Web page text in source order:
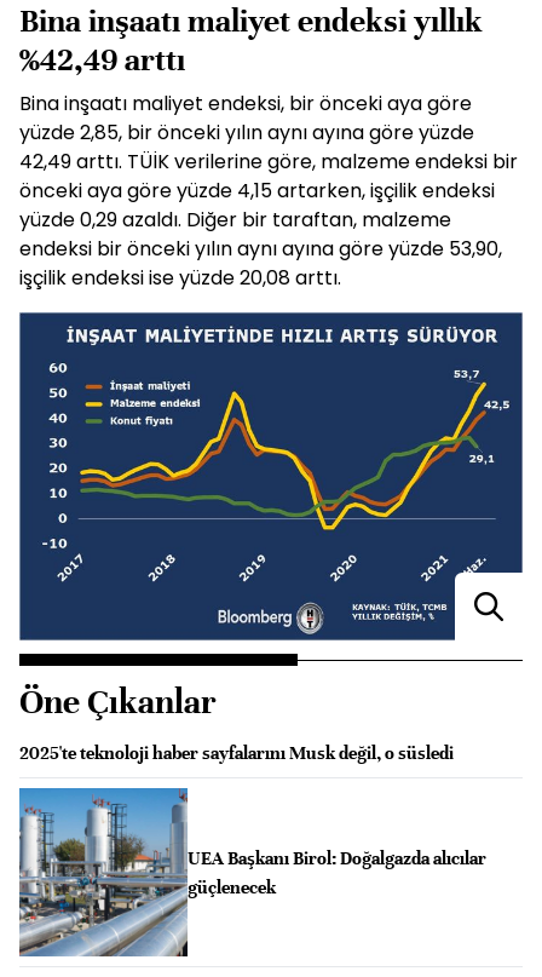
Bina inşaatı maliyet endeksi yıllık
%42,49 arttı
Bina inşaatı maliyet endeksi, bir önceki aya göre
yüzde 2,85, bir önceki yılın aynı ayına göre yüzde
42,49 arttı. TÜİK verilerine göre, malzeme endeksi bir
önceki aya göre yüzde 4,15 artarken, işçilik endeksi
yüzde 0,29 azaldı. Diğer bir taraftan, malzeme
endeksi bir önceki yılın aynı ayına göre yüzde 53,90,
işçilik endeksi ise yüzde 20,08 arttı.
Öne Çıkanlar
2025'te teknoloji haber sayfalarını Musk değil, o süsledi
UEA Başkanı Birol: Doğalgazda alıcılar
güçlenecek